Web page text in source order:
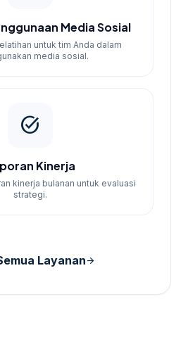
Media Sosial
untuk tim Anda dalam
media sosial.
task_alt
Kinerja
kinerja bulanan untuk evaluasi
strategi.
Layananarrow_forward